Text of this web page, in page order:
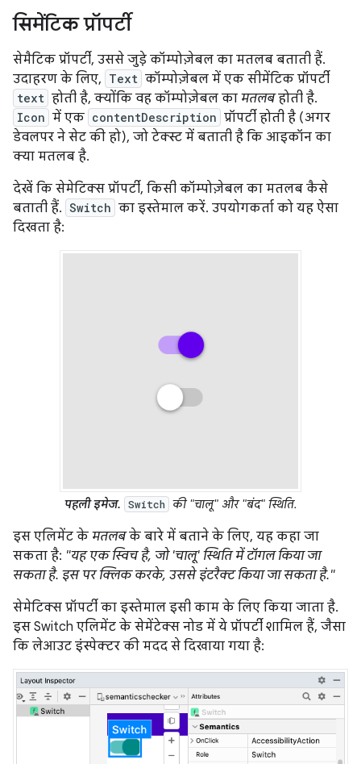
सिमेंटिक प्रॉपर्टी
सेमैटिक प्रॉपर्टी, उससे जुड़े कॉम्पोज़ेबल का मतलब बताती हैं.
उदाहरण के लिए, Text कॉम्पोज़ेबल में एक सीमेंटिक प्रॉपर्टी
text होती है, क्योंकि वह कॉम्पोज़ेबल का मतलबहोती है.
Icon में एक contentDescription प्रॉपर्टी होती है (अगर
डेवलपर ने सेट की हो), जो टेक्स्ट में बताती है कि आइकॉन का
क्या मतलब है.
देखें कि सेमेटिक्स प्रॉपर्टी, किसी कॉम्पोज़ेबल का मतलब कैसे
बताती हैं. Switch का इस्तेमाल करें. उपयोगकर्ता को यह ऐसा
दिखता है:
पहली इमेज. Switch की "चालू" और "बंद" स्थिति.
इस एलिमेंट के मतलबके बारे में बताने के लिए, यह कहा जा
सकता है: "यह एक स्विच है, जो 'चालू' स्थिति में टॉगल किया जा
सकता है. इस पर क्लिक करके, उससे इंटरैक्ट किया जा सकता है."
सेमेटिक्स प्रॉपर्टी का इस्तेमाल इसी काम के लिए किया जाता है.
इस Switch एलिमेंट के सेमेंटेक्स नोड में ये प्रॉपर्टी शामिल हैं, जैसा
कि लेआउट इंस्पेक्टर की मदद से दिखाया गया है: